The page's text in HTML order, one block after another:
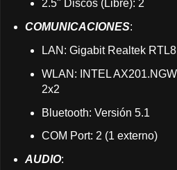
2.5" Discos (Libre): 2
COMUNICACIONES:
LAN: Gigabit Realtek
WLAN: INTEL
2x2
Bluetooth: Versión 5.1
COM Port: 2 (1 externo)
AUDIO: